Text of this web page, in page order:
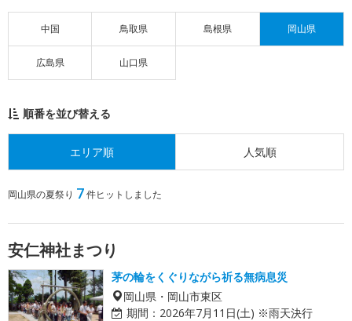
中国 鳥取県 島根県 岡山県
広島県 山口県
順番を並び替える
エリア順 人気順
岡山県の夏祭り 7件ヒットしました
安仁神社まつり
茅の輪をくぐりながら祈る無病息災
岡山県・岡山市東区
期間： 2026年7月11日(土) ※雨天決行